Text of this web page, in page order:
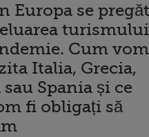
Europa se
Cum vom
Italia, Grecia,
Spania și ce
fi obligați să